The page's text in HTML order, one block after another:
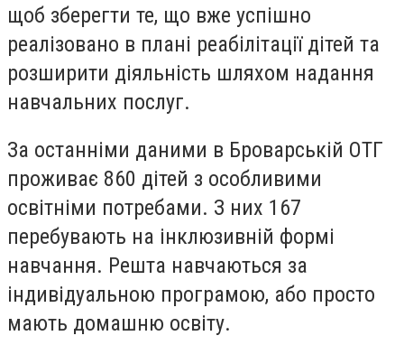
щоб зберегти те, що вже успішно
реалізовано в плані реабілітації дітей та
розширити діяльність шляхом надання
навчальних послуг.
За останніми даними в Броварській ОТГ
проживає 860 дітей з особливими
освітніми потребами. З них 167
перебувають на інклюзивній формі
навчання. Решта навчаються за
індивідуальною програмою, або просто
мають домашню освіту.